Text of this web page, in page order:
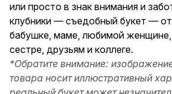
или просто в знак внимания и
клубники — съедобный букет —
бабушке, маме, любимой женщине,
сестре, друзьям и коллеге.
*Обратите внимание:
товара носит иллюстративный